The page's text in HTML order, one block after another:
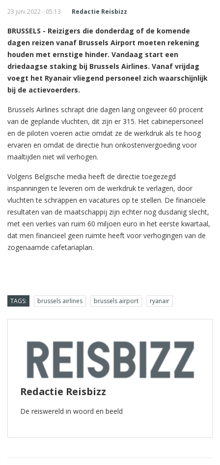
23 juni 2022 - 05:13 Redactie Reisbizz
BRUSSELS - Reizigers die donderdag of de komende
dagen reizen vanaf Brussels Airport moeten rekening
houden met ernstige hinder. Vandaag start een
driedaagse staking bij Brussels Airlines. Vanaf vrijdag
voegt het Ryanair vliegend personeel zich waarschijnlijk
bij de actievoerders.
Brussels Airlines schrapt drie dagen lang ongeveer 60 procent
van de geplande vluchten, dit zijn er 315. Het cabinepersoneel
en de piloten voeren actie omdat ze de werkdruk als te hoog
ervaren en omdat de directie hun onkostenvergoeding voor
maaltijden niet wil verhogen.
Volgens Belgische media heeft de directie toegezegd
inspanningen te leveren om de werkdruk te verlagen, door
vluchten te schrappen en vacatures op te stellen. De financiële
resultaten van de maatschappij zijn echter nog dusdanig slecht,
met een verlies van ruim 60 miljoen euro in het eerste kwartaal,
dat men financieel geen ruimte heeft voor verhogingen van de
zogenaamde cafetariaplan.
TAGS: brussels airlines brussels airport ryanair
Redactie Reisbizz
De reiswereld in woord en beeld